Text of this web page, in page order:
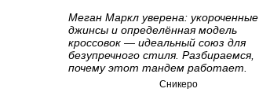
Меган Маркл уверена: укороченные
джинсы и определённая модель
кроссовок — идеальный союз для
безупречного стиля. Разбираемся,
почему этот тандем работает.
Сникеро